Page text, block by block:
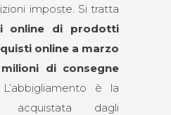
imposte. Si tratta
online di prodotti
online a marzo
di consegne
L’abbigliamento è la
acquistata dagli